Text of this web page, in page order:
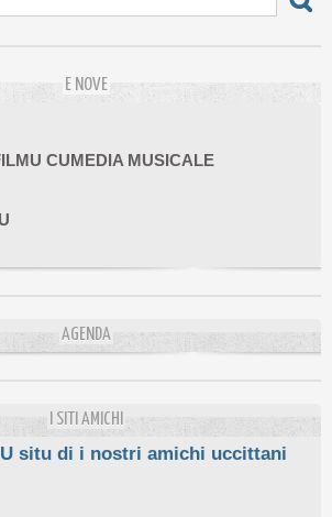
E NOVE
AGENDA
I SITI AMICHI
U situ di i nostri amichi uccittani